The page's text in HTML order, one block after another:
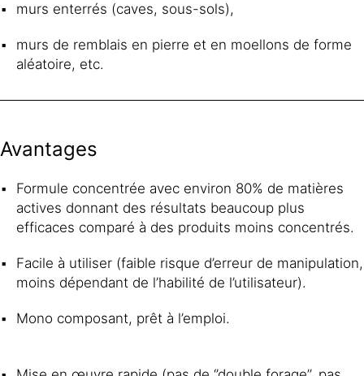
murs enterrés (caves, sous-sols),
murs de remblais en pierre et en moellons de forme
aléatoire, etc.
Avantages
Formule concentrée avec environ 80% de matières
actives donnant des résultats beaucoup plus
efficaces comparé à des produits moins concentrés.
Facile à utiliser (faible risque d’erreur de manipulation,
moins dépendant de l’habilité de l’utilisateur).
Mono composant, prêt à l’emploi.